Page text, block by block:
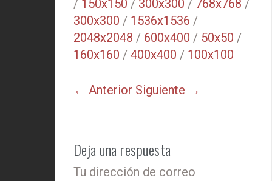
/ 150x150 / 300x300 / 768x768 /
300x300 / 1536x1536 /
2048x2048 / 600x400 / 50x50 /
160x160 / 400x400 / 100x100
← Anterior Siguiente →
Deja una respuesta
Tu dirección de correo